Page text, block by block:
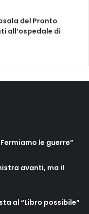
del Pronto
all’ospedale di
le guerre”
avanti, ma il
al “Libro possibile”